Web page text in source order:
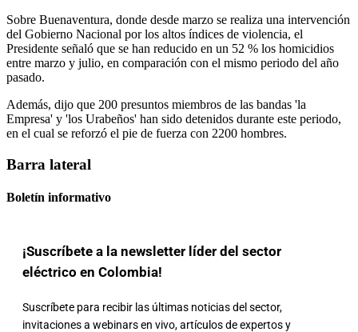
Sobre Buenaventura, donde desde marzo se realiza una intervención
del Gobierno Nacional por los altos índices de violencia, el
Presidente señaló que se han reducido en un 52 % los homicidios
entre marzo y julio, en comparación con el mismo periodo del año
pasado.
Además, dijo que 200 presuntos miembros de las bandas 'la
Empresa' y 'los Urabeños' han sido detenidos durante este periodo,
en el cual se reforzó el pie de fuerza con 2200 hombres.
Barra lateral
Boletín informativo
¡Suscríbete a la newsletter líder del sector
eléctrico en Colombia!
Suscríbete para recibir las últimas noticias del sector,
invitaciones a webinars en vivo, artículos de expertos y